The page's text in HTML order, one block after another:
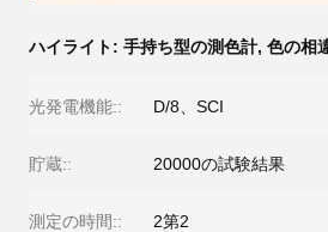
ハイライト: 手持ち型の測色計, 色の相
光発電機能:: D/8、SCI
貯蔵:: 20000の試験結果
測定の時間:: 2第2